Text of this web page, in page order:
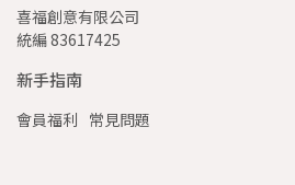
喜福創意有限公司
統編 83617425
新手指南
會員福利 常見問題